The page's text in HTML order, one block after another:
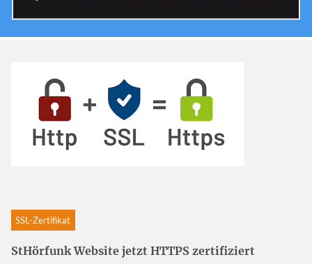
SSL-Zertifikat
StHörfunk Website jetzt HTTPS zertifiziert